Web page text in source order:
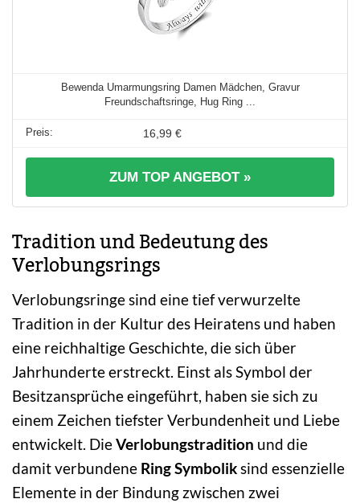
Bewenda Umarmungsring Damen Mädchen, Gravur
Freundschaftsringe, Hug Ring ...
16,99 €
ZUM TOP ANGEBOT »
Tradition und Bedeutung des
Verlobungsrings
Verlobungsringe sind eine tief verwurzelte
Tradition in der Kultur des Heiratens und haben
eine reichhaltige Geschichte, die sich über
Jahrhunderte erstreckt. Einst als Symbol der
Besitzansprüche eingeführt, haben sie sich zu
einem Zeichen tiefster Verbundenheit und Liebe
entwickelt. DieVerlobungstradition und die
damit verbundene Ring Symbolik sind essenzielle
Elemente in der Bindung zwischen zwei